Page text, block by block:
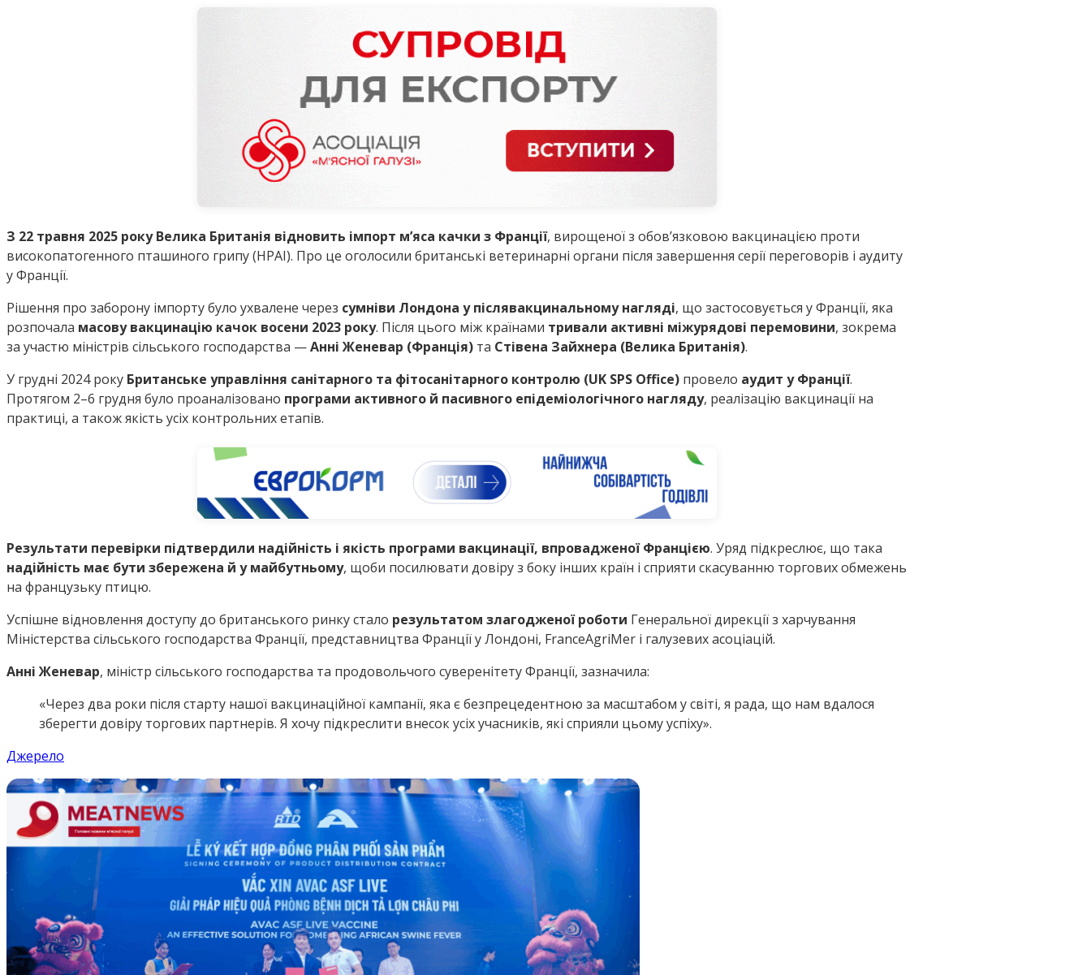
З 22 травня 2025 року Велика Британія відновить імпорт м’яса качки з Франції, вирощеної з обов’язковою вакцинацією проти
високопатогенного пташиного грипу (HPAI). Про це оголосили британські ветеринарні органи після завершення серії переговорів і аудиту
у Франції.
Рішення про заборону імпорту було ухвалене через сумніви Лондона у післявакцинальному нагляді, що застосовується у Франції, яка
розпочала масову вакцинацію качок восени 2023 року. Після цього між країнами тривали активні міжурядові перемовини, зокрема
за участю міністрів сільського господарства —Анні Женевар (Франція) та Стівена Зайхнера (Велика Британія).
У грудні 2024 року Британське управління санітарного та фітосанітарного контролю (UK SPS Office) провело аудит у Франції.
Протягом 2–6 грудня було проаналізовано програми активного й пасивного епідеміологічного нагляду, реалізацію вакцинації на
практиці, а також якість усіх контрольних етапів.
Результати перевірки підтвердили надійність і якість програми вакцинації, впровадженої Францією. Уряд підкреслює, що така
надійність має бути збережена й у майбутньому, щоби посилювати довіру з боку інших країн і сприяти скасуванню торгових обмежень
на французьку птицю.
Успішне відновлення доступу до британського ринку стало результатом злагодженої роботи Генеральної дирекції з харчування
Міністерства сільського господарства Франції, представництва Франції у Лондоні, FranceAgriMer і галузевих асоціацій.
Анні Женевар, міністр сільського господарства та продовольчого суверенітету Франції, зазначила:
«Через два роки після старту нашої вакцинаційної кампанії, яка є безпрецедентною за масштабом у світі, я рада, що нам вдалося
зберегти довіру торгових партнерів. Я хочу підкреслити внесок усіх учасників, які сприяли цьому успіху».
Джерело